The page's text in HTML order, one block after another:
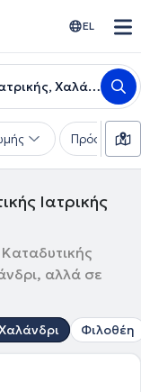
EL
Γιατρός Υπερβαρικής - Καταδυτικής Ιατρικής, Χαλάνδρι
Πρόσθετα
Ιατρικής
αλλά σε
Φιλοθέη